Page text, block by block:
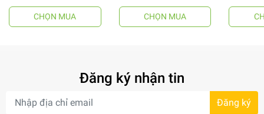
CHỌN MUA CHỌN MUA
Đăng ký nhận tin
Đăng ký